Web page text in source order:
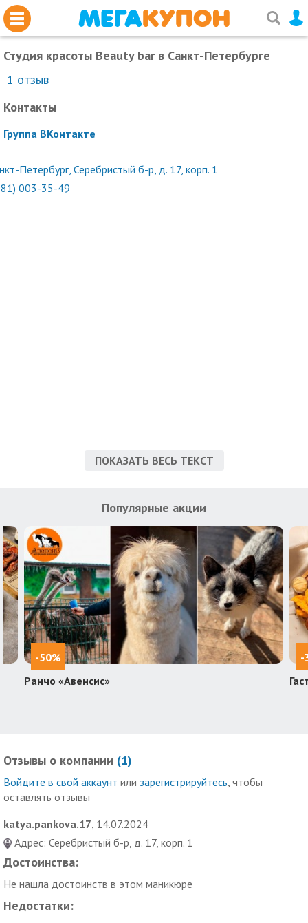
Студия красоты Beauty barв Санкт-Петербурге
1 отзыв
Контакты
Группа ВКонтакте
Петербург, Серебристый б-р, д. 17, корп. 1
003-35-49
ПОКАЗАТЬ ВЕСЬ ТЕКСТ
Популярные акции
-50%
Ранчо «Авенсис»
-
Отзывы о компании (1)
Войдите в свой аккаунт или зарегистрируйтесь , чтобы
оставлять отзывы
katya.pankova.17 , 14.07.2024
Адрес: Серебристый б-р, д. 17, корп. 1
Достоинства:
Не нашла достоинств в этом маникюре
Недостатки: